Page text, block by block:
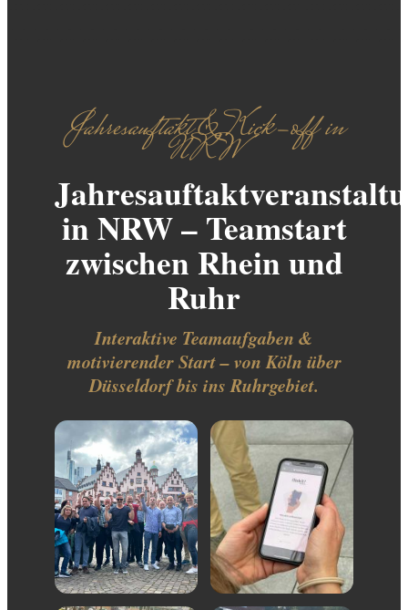
Jahresauftakt & Kick-off in
NRW
in NRW – Teamstart
zwischen Rhein und
Ruhr
Interaktive Teamaufgaben &
motivierender Start – von Köln über
Düsseldorf bis ins Ruhrgebiet.